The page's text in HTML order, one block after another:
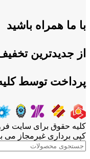
با ما همراه باشید
از جدیدترین
پرداخت توسط
کلیه حقوق برای سایت
کپی برداری غیرمجاز می